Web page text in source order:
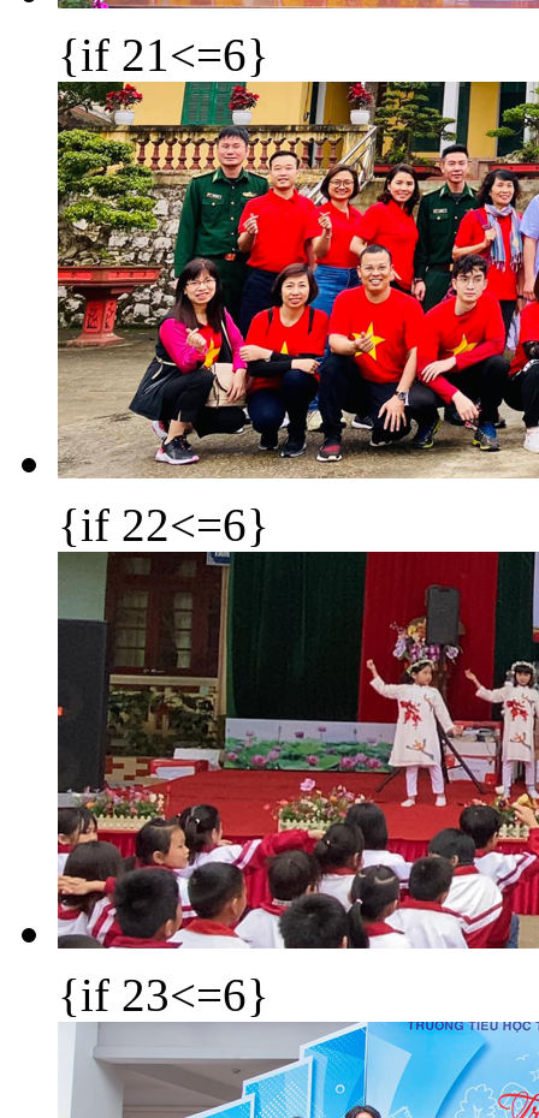
{if 21<=6}
{if 22<=6}
{if 23<=6}